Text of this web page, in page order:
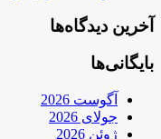
آخرین دیدگاه‌ها
بایگانی‌ها
آگوست 2026
جولای 2026
ژوئن 2026